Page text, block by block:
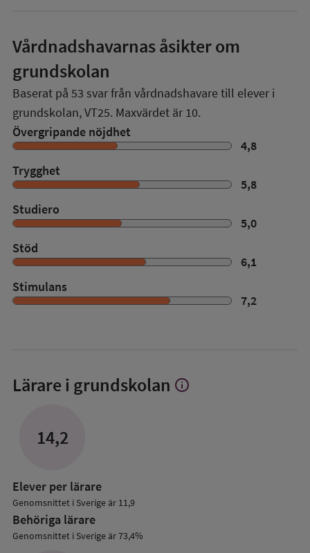
Vårdnadshavarnas åsikter om
grundskolan
Baserat på 53 svar från vårdnadshavare till elever i
grundskolan,VT25. Maxvärdet är 10.
Övergripande nöjdhet
4,8
Trygghet
5,8
Studiero
5,0
Stöd
6,1
Stimulans
7,2
Lärare i grundskolan Visa
info
14,2
Elever per lärare
Genomsnittet i Sverige är 11,9
Behöriga lärare
Genomsnittet i Sverige är 73,4%